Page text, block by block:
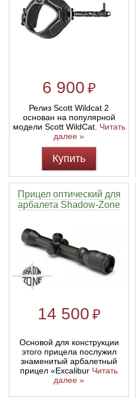
6 900 ₽
Релиз Scott Wildcat 2
основан на популярной
модели Scott WildCat. Читать
далее »
Купить
Прицел оптический для
арбалета Shadow-Zone
14 500 ₽
Основой для конструкции
этого прицела послужил
знаменитый арбалетный
прицел «Excalibur Читать
далее »